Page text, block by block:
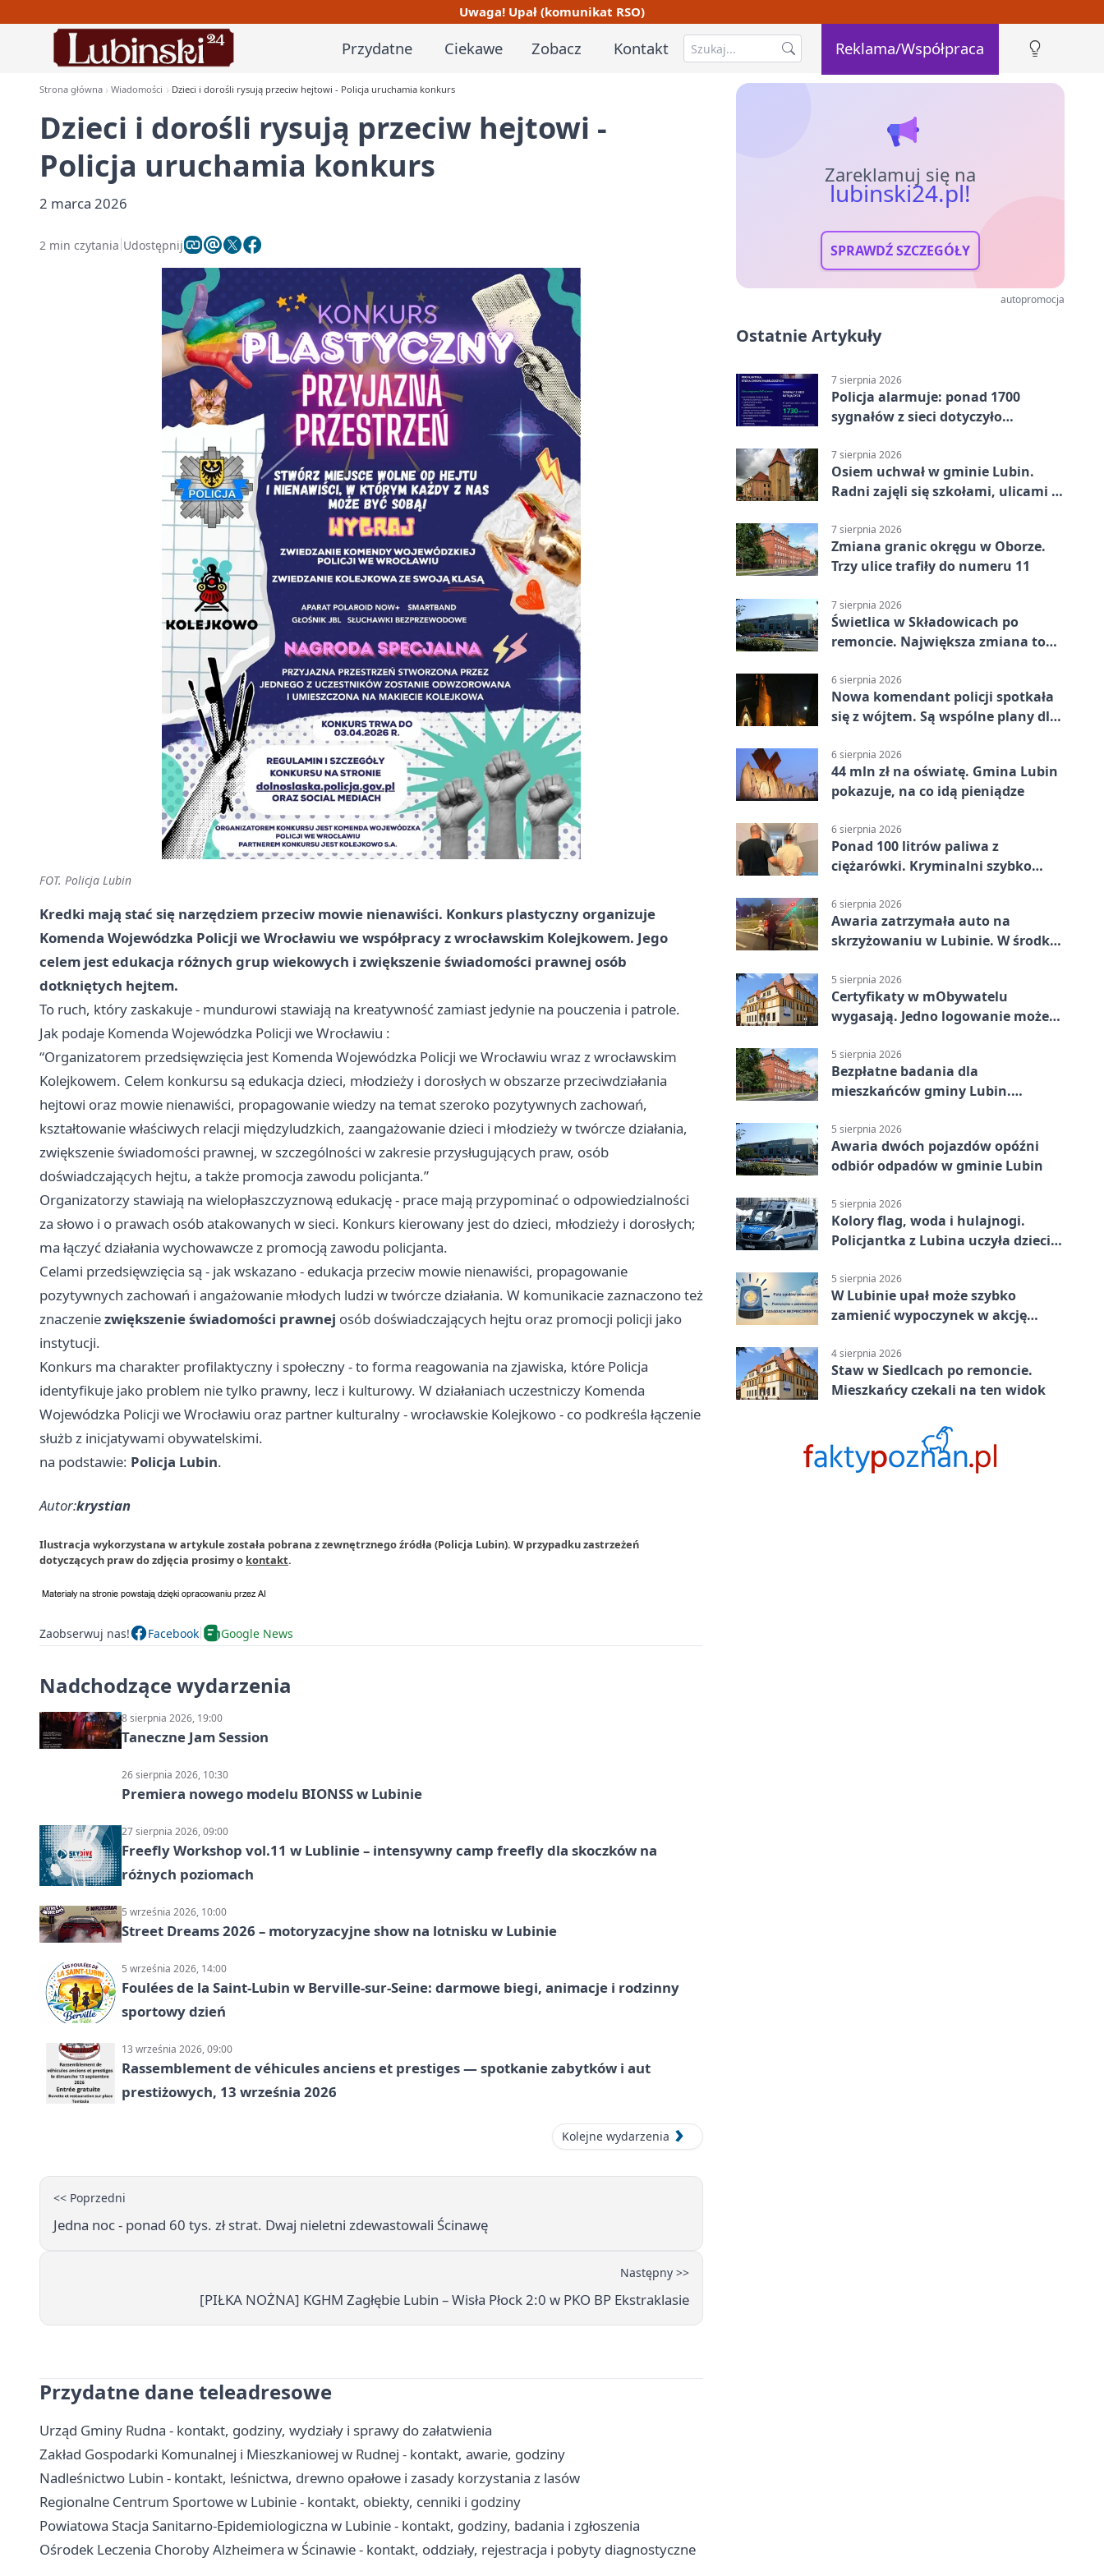
Uwaga! Upał (komunikat RSO)
Przydatne Ciekawe Zobacz Kontakt Reklama/Współpraca
Strona główna Wiadomości Dzieci i dorośli rysują przeciw hejtowi - Policja uruchamia konkurs
Dzieci i dorośli rysują przeciw hejtowi -
Policja uruchamia konkurs
2 marca 2026
2 min czytania Udostępnij
FOT. Policja Lubin
Kredki mają stać się narzędziem przeciw mowie nienawiści. Konkurs plastyczny organizuje
Komenda Wojewódzka Policji we Wrocławiu we współpracy z wrocławskim Kolejkowem. Jego
celem jest edukacja różnych grup wiekowych i zwiększenie świadomości prawnej osób
dotkniętych hejtem.
To ruch, który zaskakuje - mundurowi stawiają na kreatywność zamiast jedynie na pouczenia i patrole.
Jak podaje Komenda Wojewódzka Policji weWrocławiu :
“Organizatorem przedsięwzięcia jest Komenda Wojewódzka Policji we Wrocławiu wraz z wrocławskim
Kolejkowem. Celem konkursu są edukacja dzieci, młodzieży i dorosłych w obszarze przeciwdziałania
hejtowi oraz mowie nienawiści, propagowanie wiedzy na temat szeroko pozytywnych zachowań,
kształtowanie właściwych relacji międzyludzkich, zaangażowanie dzieci i młodzieży w twórcze działania,
zwiększenie świadomości prawnej, w szczególności w zakresie przysługujących praw, osób
doświadczających hejtu, a także promocja zawodu policjanta.”
Organizatorzy stawiają na wielopłaszczyznową edukację - prace mają przypominać o odpowiedzialności
za słowo i o prawach osób atakowanych w sieci. Konkurs kierowany jest do dzieci, młodzieży i dorosłych;
ma łączyć działania wychowawcze z promocją zawodu policjanta.
Celami przedsięwzięcia są - jak wskazano - edukacja przeciw mowie nienawiści, propagowanie
pozytywnych zachowań i angażowanie młodych ludzi w twórcze działania. W komunikacie zaznaczono też
znaczeniezwiększenie świadomości prawnej osób doświadczających hejtu oraz promocji policji jako
instytucji.
Konkurs ma charakter profilaktyczny i społeczny - to forma reagowania na zjawiska, które Policja
identyfikuje jako problem nie tylko prawny, lecz i kulturowy. W działaniach uczestniczy Komenda
Wojewódzka Policji we Wrocławiu oraz partner kulturalny - wrocławskie Kolejkowo - co podkreśla łączenie
służb z inicjatywami obywatelskimi.
na podstawie: Policja Lubin.
Autor:krystian
Ilustracja wykorzystana w artykule została pobrana z zewnętrznego źródła (Policja Lubin). W przypadku zastrzeżeń
dotyczących praw do zdjęcia prosimy o kontakt.
Zaobserwuj nas! Facebook Google News
Nadchodzące wydarzenia
8 sierpnia 2026, 19:00
Taneczne Jam Session
26 sierpnia 2026, 10:30
Premiera nowego modelu BIONSS w Lubinie
27 sierpnia 2026, 09:00
Freefly Workshop vol.11 w Lublinie – intensywny camp freefly dla skoczków na
różnych poziomach
5 września 2026, 10:00
Street Dreams 2026 – motoryzacyjne show na lotnisku w Lubinie
5 września 2026, 14:00
Foulées de la Saint-Lubin w Berville-sur-Seine: darmowe biegi, animacje i rodzinny
sportowy dzień
13 września 2026, 09:00
Rassemblement de véhicules anciens et prestiges — spotkanie zabytków i aut
prestiżowych, 13 września 2026
Kolejne wydarzenia
<< Poprzedni
Jedna noc - ponad 60 tys. zł strat. Dwaj nieletni zdewastowali Ścinawę
Następny >>
[PIŁKA NOŻNA] KGHM Zagłębie Lubin – Wisła Płock 2:0 w PKO BP Ekstraklasie
Przydatne dane teleadresowe
Urząd Gminy Rudna - kontakt, godziny, wydziały i sprawy do załatwienia
Zakład Gospodarki Komunalnej i Mieszkaniowej w Rudnej - kontakt, awarie, godziny
Nadleśnictwo Lubin - kontakt, leśnictwa, drewno opałowe i zasady korzystania z lasów
Regionalne Centrum Sportowe w Lubinie - kontakt, obiekty, cenniki i godziny
Powiatowa Stacja Sanitarno-Epidemiologiczna w Lubinie - kontakt, godziny, badania i zgłoszenia
Ośrodek Leczenia Choroby Alzheimera w Ścinawie - kontakt, oddziały, rejestracja i pobyty diagnostyczne
Zareklamuj się na
lubinski24.pl!
SPRAWDŹ SZCZEGÓŁY
autopromocja
Ostatnie Artykuły
7 sierpnia 2026
Policja alarmuje: ponad 1700
sygnałów z sieci dotyczyło
7 sierpnia 2026
Osiem uchwał w gminie Lubin.
Radni zajęli się szkołami, ulicami i
7 sierpnia 2026
Zmiana granic okręgu w Oborze.
Trzy ulice trafiły do numeru 11
7 sierpnia 2026
Świetlica w Składowicach po
remoncie. Największa zmiana to
6 sierpnia 2026
Nowa komendant policji spotkała
się z wójtem. Są wspólne plany dla
6 sierpnia 2026
44 mln zł na oświatę. Gmina Lubin
pokazuje, na co idą pieniądze
6 sierpnia 2026
Ponad 100 litrów paliwa z
ciężarówki. Kryminalni szybko
6 sierpnia 2026
Awaria zatrzymała auto na
skrzyżowaniu w Lubinie. W środku
5 sierpnia 2026
Certyfikaty w mObywatelu
wygasają. Jedno logowanie może
5 sierpnia 2026
Bezpłatne badania dla
mieszkańców gminy Lubin.
5 sierpnia 2026
Awaria dwóch pojazdów opóźni
odbiór odpadów w gminie Lubin
5 sierpnia 2026
Kolory flag, woda i hulajnogi.
Policjantka z Lubina uczyła dzieci
5 sierpnia 2026
W Lubinie upał może szybko
zamienić wypoczynek w akcję
4 sierpnia 2026
Staw w Siedlcach po remoncie.
Mieszkańcy czekali na ten widok